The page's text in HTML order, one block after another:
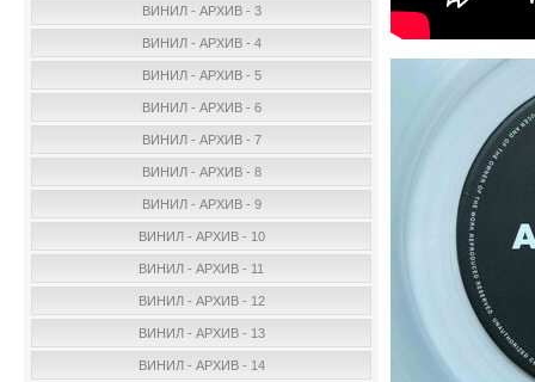
ВИНИЛ - АРХИВ - 3
ВИНИЛ - АРХИВ - 4
ВИНИЛ - АРХИВ - 5
ВИНИЛ - АРХИВ - 6
ВИНИЛ - АРХИВ - 7
ВИНИЛ - АРХИВ - 8
ВИНИЛ - АРХИВ - 9
ВИНИЛ - АРХИВ - 10
ВИНИЛ - АРХИВ - 11
ВИНИЛ - АРХИВ - 12
ВИНИЛ - АРХИВ - 13
ВИНИЛ - АРХИВ - 14